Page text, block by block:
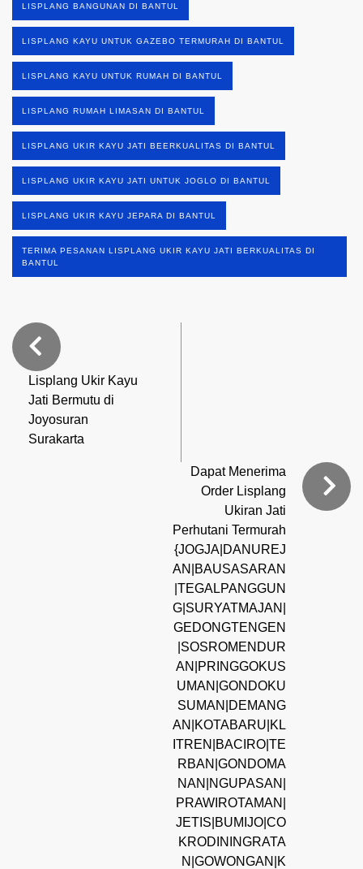
LISPLANG BANGUNAN DI BANTUL
LISPLANG KAYU UNTUK GAZEBO TERMURAH DI BANTUL
LISPLANG KAYU UNTUK RUMAH DI BANTUL
LISPLANG RUMAH LIMASAN DI BANTUL
LISPLANG UKIR KAYU JATI BEERKUALITAS DI BANTUL
LISPLANG UKIR KAYU JATI UNTUK JOGLO DI BANTUL
LISPLANG UKIR KAYU JEPARA DI BANTUL
TERIMA PESANAN LISPLANG UKIR KAYU JATI BERKUALITAS DI
BANTUL
Lisplang Ukir Kayu
Jati Bermutu di
Joyosuran
Surakarta
Dapat Menerima
Order Lisplang
Ukiran Jati
Perhutani Termurah
{JOGJA|DANUREJ
AN|BAUSASARAN
|TEGALPANGGUN
G|SURYATMAJAN|
GEDONGTENGEN
|SOSROMENDUR
AN|PRINGGOKUS
UMAN|GONDOKU
SUMAN|DEMANG
AN|KOTABARU|KL
ITREN|BACIRO|TE
RBAN|GONDOMA
NAN|NGUPASAN|
PRAWIROTAMAN|
JETIS|BUMIJO|CO
KRODININGRATA
N|GOWONGAN|K